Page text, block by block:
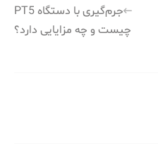
جرم‌گیری با دستگاه PT5
چیست و چه مزایایی دارد؟